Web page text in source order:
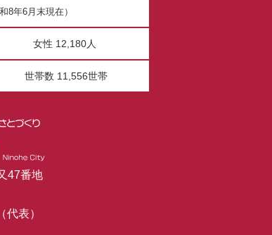
8年6月末現在）
女性 12,180人
世帯数 11,556世帯
47番地
（代表）